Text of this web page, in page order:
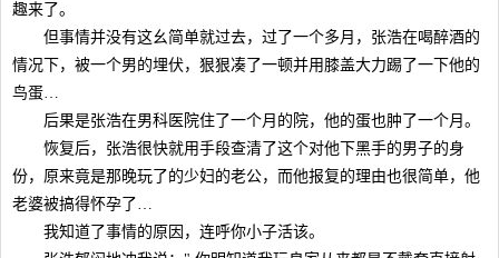
趣来了。
但事情并没有这幺简单就过去，过了一个多月，张浩在喝醉酒的
情况下，被一个男的埋伏，狠狠凑了一顿并用膝盖大力踢了一下他的
鸟蛋…
后果是张浩在男科医院住了一个月的院，他的蛋也肿了一个月。
恢复后，张浩很快就用手段查清了这个对他下黑手的男子的身
份，原来竟是那晚玩了的少妇的老公，而他报复的理由也很简单，他
老婆被搞得怀孕了…
我知道了事情的原因，连呼你小子活该。